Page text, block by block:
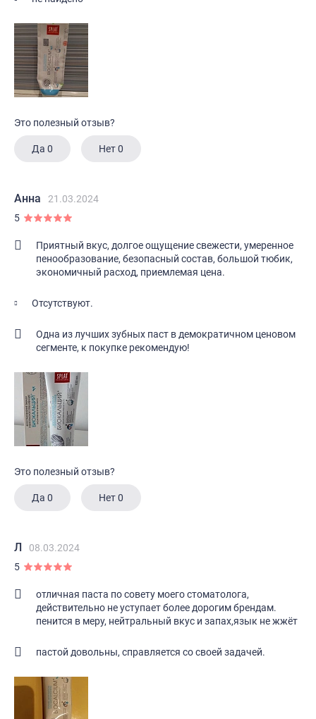
Это полезный отзыв?
Да 0 Нет0
Анна
21.03.2024
5
Приятный вкус, долгое ощущение свежести, умеренное
пенообразование, безопасный состав, большой тюбик,
экономичный расход, приемлемая цена.
Отсутствуют.
Одна из лучших зубных паст в демократичном ценовом
сегменте, к покупке рекомендую!
Это полезный отзыв?
Да 0 Нет0
Л
08.03.2024
5
отличная паста по совету моего стоматолога,
действительно не уступает более дорогим брендам.
пенится в меру, нейтральный вкус и запах,язык не жжёт
пастой довольны, справляется со своей задачей.